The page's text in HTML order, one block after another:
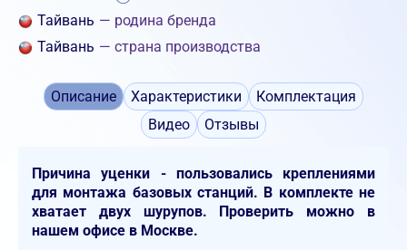
Тайвань — родина бренда
Тайвань — страна производства
Описание Характеристики
Комплектация
Видео
Отзывы
Причина уценки - пользовались креплениями
для монтажа базовых станций. В комплекте не
хватает двух шурупов. Проверить можно в
нашем офисе в Москве.